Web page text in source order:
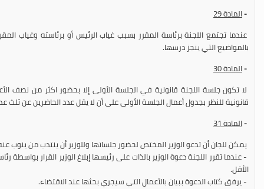
-المادة
عندما تجتمع اللجنة برئاسة المقرر بسبب غياب الرئيس أو برئاسته وغياب
بالمواضيع التي ينجز درسها.
-المادة
لا تكون جلسة اللجنة قانونية في الجلسة الأولى إلا بحضور اكثر من نصف
قانونية للنظر بجدول أعمال الجلسة الأولى على أن لا يقل عدد الحاضرين عن ثلث
-المادة
يمكن للجان أن تدعو الوزير المختص لحضور جلساتها وللوزير أن ينتدب من ينوب عنه
- عندما تقرر اللجنة دعوة الوزير بالذات على رئيسها إبلاغ الوزير القرار
الأقل.
- يرفق كتاب الدعوة ببيان بالأعمال التي سيجري بحثها عند الاقتضاء.